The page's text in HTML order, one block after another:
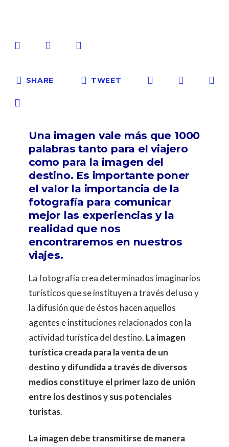
SHARE TWEET
Una imagen vale más que 1000
palabras tanto para el viajero
como para la imagen del
destino. Es importante poner
el valor la importancia de la
fotografía para comunicar
mejor las experiencias y la
realidad que nos
encontraremos en nuestros
viajes.
La fotografía crea determinados imaginarios
turísticos que se instituyen a través del uso y
la difusión que de éstos hacen aquellos
agentes e instituciones relacionados con la
actividad turística del destino. La imagen
turística creada para la venta de un
destino y difundida a través de diversos
medios constituye el primer lazo de unión
entre los destinos y sus potenciales
turistas.
La imagen debe transmitirse de manera